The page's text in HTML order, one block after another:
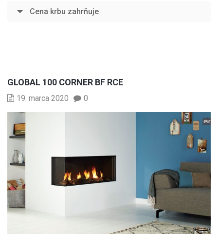
Cena krbu zahrňuje
GLOBAL 100 CORNER BF RCE
19. marca 2020 0